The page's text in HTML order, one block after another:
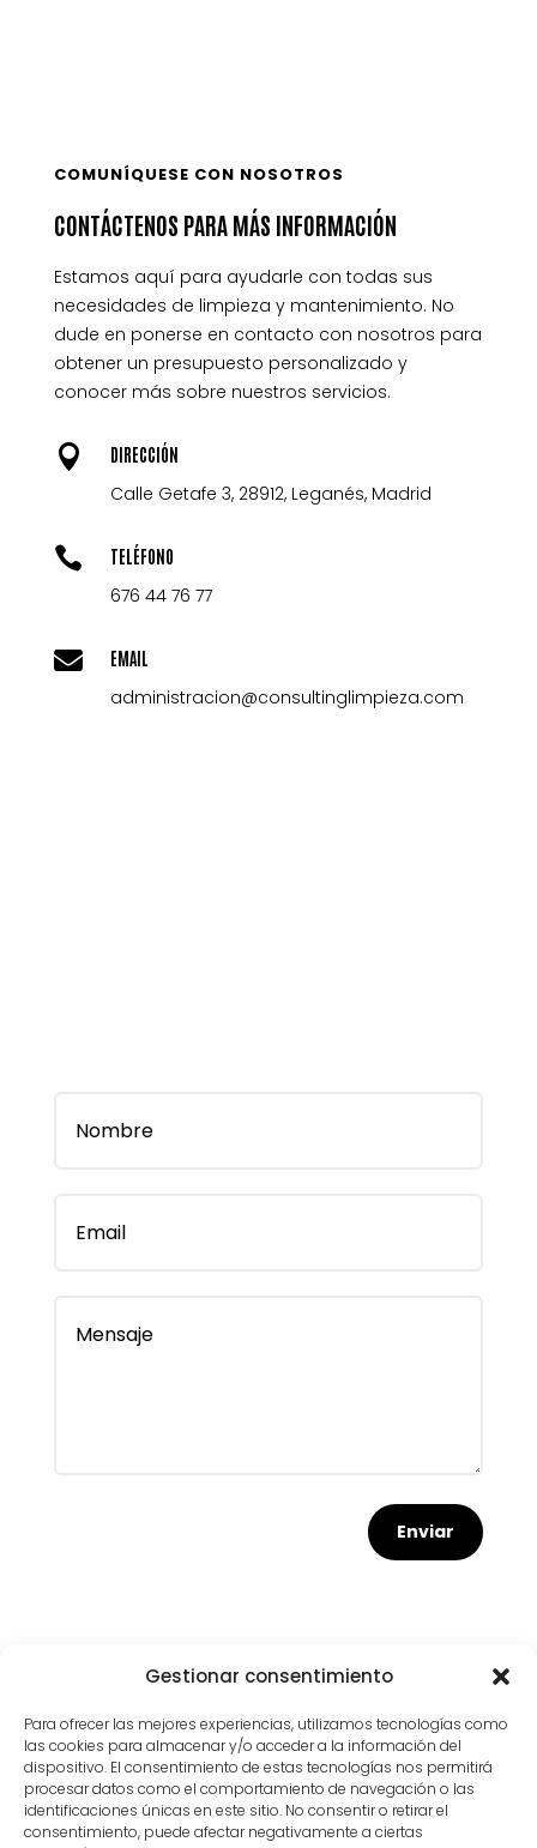
Gestionar consentimiento
Para ofrecer las mejores experiencias, utilizamos tecnologías como
las cookies para almacenar y/o acceder a la información del
dispositivo. El consentimiento de estas tecnologías nos permitirá
procesar datos como el comportamiento de navegación o las
identificaciones únicas en este sitio. No consentir o retirar el
consentimiento, puede afectar negativamente a ciertas
COMUNÍQUESE CON NOSOTROS
CONTÁCTENOS PARA MÁS INFORMACIÓN
Estamos aquí para ayudarle con todas sus
necesidades de limpieza y mantenimiento. No
dude en ponerse en contacto con nosotros para
obtener un presupuesto personalizado y
conocer más sobre nuestros servicios.
 DIRECCIÓN
Calle Getafe 3, 28912, Leganés, Madrid
 TELÉFONO
676 44 76 77
 EMAIL
administracion@consultinglimpieza.com
Enviar